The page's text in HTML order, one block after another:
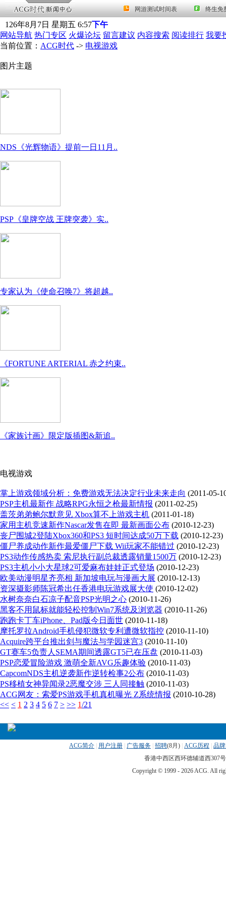
126年8月 7日 星期五 6:57下午
网站导航 热门专区 火爆论坛 留言建议 内容搜索 阅读排行 我要
当前位置： ACG时代 -> 电视游戏
图片主题
NDS《光辉物语》提前一日11月..
PSP《皇牌空战 王牌突袭》实..
专家认为《使命召唤7》将超越..
《FORTUNE ARTERIAL 赤之约束..
《家族计画》限定版插图&新追..
电视游戏
掌上游戏领域分析：免费游戏无法决定行业未来走向 (2011-05-
PSP主机最新作 战略RPG永恒之枪最新情报 (2011-02-25)
盖茨弟弟鲍尔默意见 Xbox算不上游戏主机 (2011-01-18)
家用主机竞速新作Nascar发售在即 最新画面公布 (2010-12-23)
丧尸围城2登陆Xbox360和PS3 短时间达成50万下载 (2010-12-23)
僵尸养成动作新作最爱僵尸下载 Wii玩家不能错过 (2010-12-23)
PS3动作传感热卖 索尼执行副总裁透露销量1500万 (2010-12-23)
PS3主机小小大星球2可爱麻布娃娃正式登场 (2010-12-23)
欧美动漫明星齐亮相 新加坡电玩与漫画大展 (2010-12-13)
资深摄影师陈冠希出任香港电玩游戏展大使 (2010-12-02)
水树奈奈白石凉子配音PSP光明之心 (2010-11-26)
黑客不用鼠标就能轻松控制Win7系统及浏览器 (2010-11-26)
跑跑卡丁车iPhone、Pad版今日面世 (2010-11-18)
摩托罗拉Android手机侵犯微软专利遭微软指控 (2010-11-10)
Acquire跨平台推出剑与魔法与学园迷宫3 (2010-11-10)
GT赛车5负责人SEMA期间透露GT5已在压盘 (2010-11-03)
PSP恋爱冒险游戏 激萌全新AVG乐趣体验 (2010-11-03)
CapcomNDS主机逆袭新作逆转检事2公布 (2010-11-03)
PS移植女神异闻录2恶魔交涉 三人同接触 (2010-11-03)
ACG网友：索爱PS游戏手机真机曝光 Z系统情报 (2010-10-28)
<< < 1 2 3 4 5 6 7 > >> 1/21
ACG简介 用户注册 广告服务 招聘(8月) ACG历程
品
香港中西区西环德辅道西307
Copyright © 1999 - 2026 ACG. All